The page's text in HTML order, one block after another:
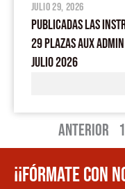
julio 29, 2026
PUBLICADAS LAS
29 PLAZAS AUX
JULIO 2026
ANTERIOR 1
¡¡FÓRMATE CON